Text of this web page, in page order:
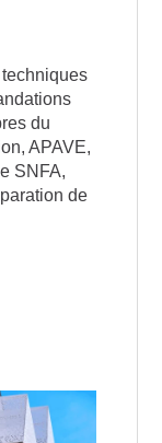
du
APAVE,
SNFA,
de